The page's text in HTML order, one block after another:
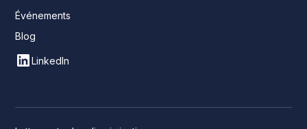
Événements
Blog
LinkedIn